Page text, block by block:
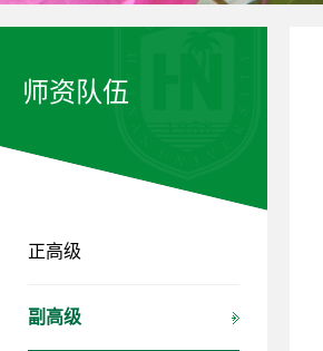
师资队伍
正高级
副高级